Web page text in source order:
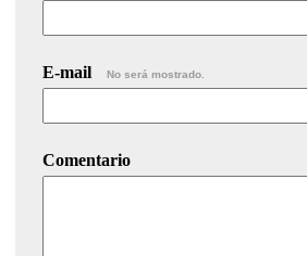
E-mail No será mostrado.
Comentario